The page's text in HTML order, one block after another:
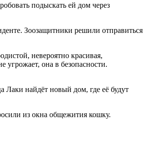
подыскать ей дом через
Зоозащитники решили отправиться
невероятно красивая,
она в безопасности.
найдёт новый дом, где её будут
из окна общежития кошку.